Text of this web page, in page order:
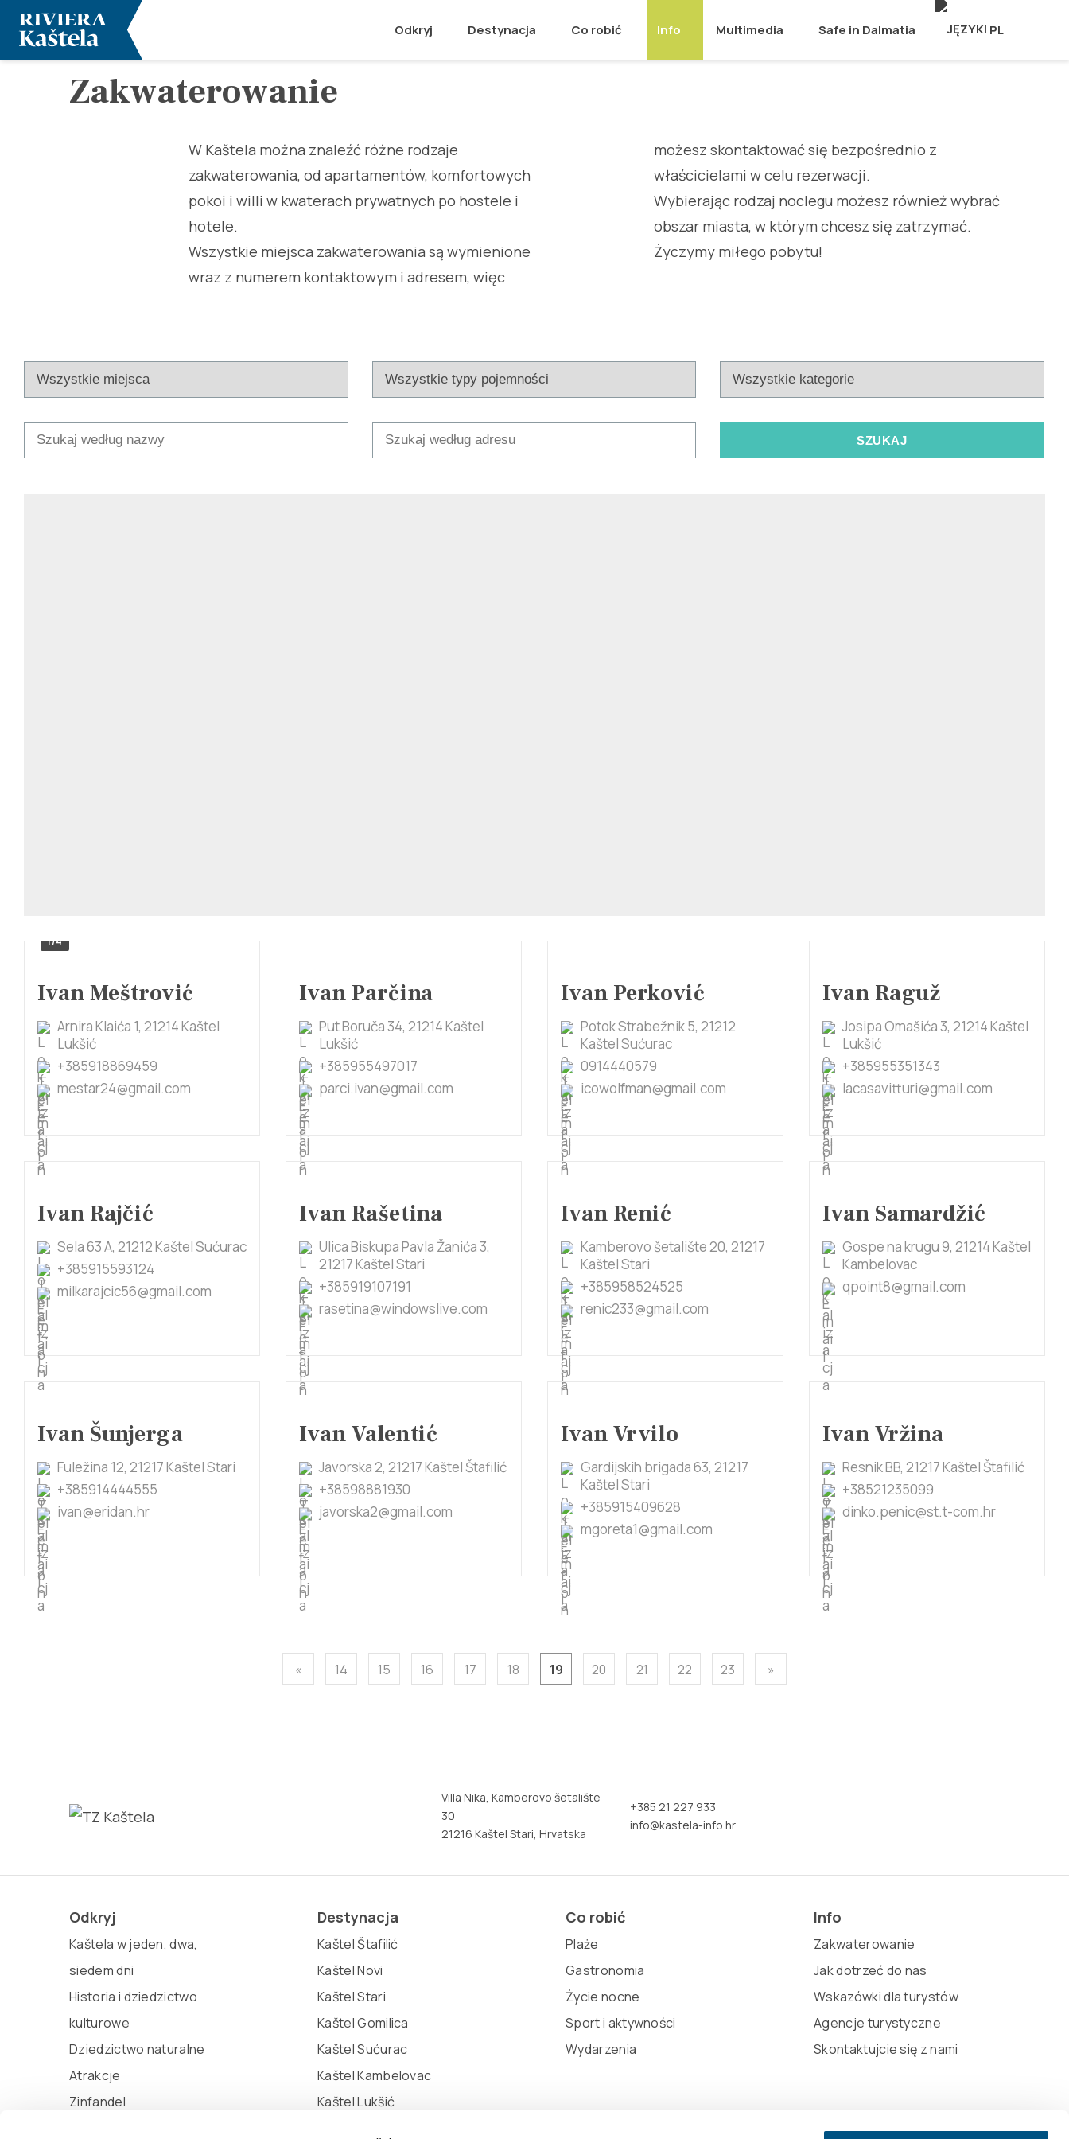
Odkryj Destynacja Co robić Info Multimedia Safe in Dalmatia PL
Zakwaterowanie
W Kaštela można znaleźć różne rodzaje
zakwaterowania, od apartamentów, komfortowych
pokoi i willi w kwaterach prywatnych po hostele i
hotele.
Wszystkie miejsca zakwaterowania są wymienione
wraz z numerem kontaktowym i adresem, więc
możesz skontaktować się bezpośrednio z
właścicielami w celu rezerwacji.
Wybierając rodzaj noclegu możesz również wybrać
obszar miasta, w którym chcesz się zatrzymać.
Życzymy miłego pobytu!
1/4
Ivan Meštrović
Arnira Klaića 1, 21214 Kaštel
Lukšić
+385918869459
mestar24@gmail.com
Ivan Parčina
Put Boruča 34, 21214 Kaštel
Lukšić
+385955497017
parci.ivan@gmail.com
Ivan Perković
Potok Strabežnik 5, 21212
Kaštel Sućurac
0914440579
icowolfman@gmail.com
Ivan Raguž
Josipa Omašića 3, 21214 Kaštel
Lukšić
+385955351343
lacasavitturi@gmail.com
Ivan Rajčić
Sela 63 A, 21212 Kaštel Sućurac
+385915593124
milkarajcic56@gmail.com
Ivan Rašetina
Ulica Biskupa Pavla Žanića 3,
21217 Kaštel Stari
+385919107191
rasetina@windowslive.com
Ivan Renić
Kamberovo šetalište 20, 21217
Kaštel Stari
+385958524525
renic233@gmail.com
Ivan Samardžić
Gospe na krugu 9, 21214 Kaštel
Kambelovac
qpoint8@gmail.com
Ivan Šunjerga
Fuležina 12, 21217 Kaštel Stari
+385914444555
ivan@eridan.hr
Ivan Valentić
Javorska 2, 21217 Kaštel Štafilić
+38598881930
javorska2@gmail.com
Ivan Vrvilo
Gardijskih brigada 63, 21217
Kaštel Stari
+385915409628
mgoreta1@gmail.com
Ivan Vržina
Resnik BB, 21217 Kaštel Štafilić
+38521235099
dinko.penic@st.t-com.hr
« 14 15 16 17 18 19 20 21 22 23 »
Villa Nika, Kamberovo šetalište
30
21216 Kaštel Stari, Hrvatska
+385 21 227 933
info@kastela-info.hr
Odkryj
Kaštela w jeden, dwa,
siedem dni
Historia i dziedzictwo
kulturowe
Dziedzictwo naturalne
Atrakcje
Zinfandel
Destynacja
Kaštel Štafilić
Kaštel Novi
Kaštel Stari
Kaštel Gomilica
Kaštel Sućurac
Kaštel Kambelovac
Kaštel Lukšić
Co robić
Plaże
Gastronomia
Życie nocne
Sport i aktywności
Wydarzenia
Info
Zakwaterowanie
Jak dotrzeć do nas
Wskazówki dla turystów
Agencje turystyczne
Skontaktujcie się z nami